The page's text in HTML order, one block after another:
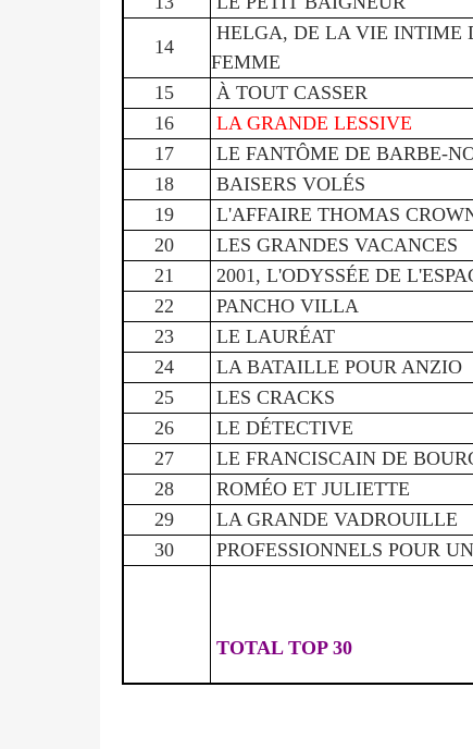
14
HELGA, DE LA VIE INTIME
FEMME
15 À TOUT CASSER
16
LA GRANDE LESSIVE
17
LE FANTÔME DE BARBE-
18
BAISERS VOLÉS
19
L'AFFAIRE THOMAS
20
LES GRANDES VACANCES
21
2001, L'ODYSSÉE DE
22
PANCHO VILLA
23
LE LAURÉAT
24
LA BATAILLE POUR ANZIO
25
LES CRACKS
26
LE DÉTECTIVE
27
LE FRANCISCAIN DE
28
ROMÉO ET JULIETTE
29
LA GRANDE VADROUILLE
30
PROFESSIONNELS POUR
TOTAL TOP 30